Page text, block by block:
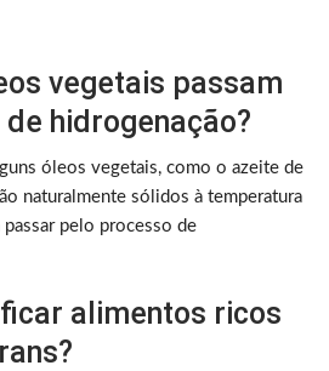
vegetais passam
hidrogenação?
óleos vegetais, como o azeite de
naturalmente sólidos à temperatura
pelo processo de
alimentos ricos